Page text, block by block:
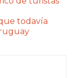
todavía